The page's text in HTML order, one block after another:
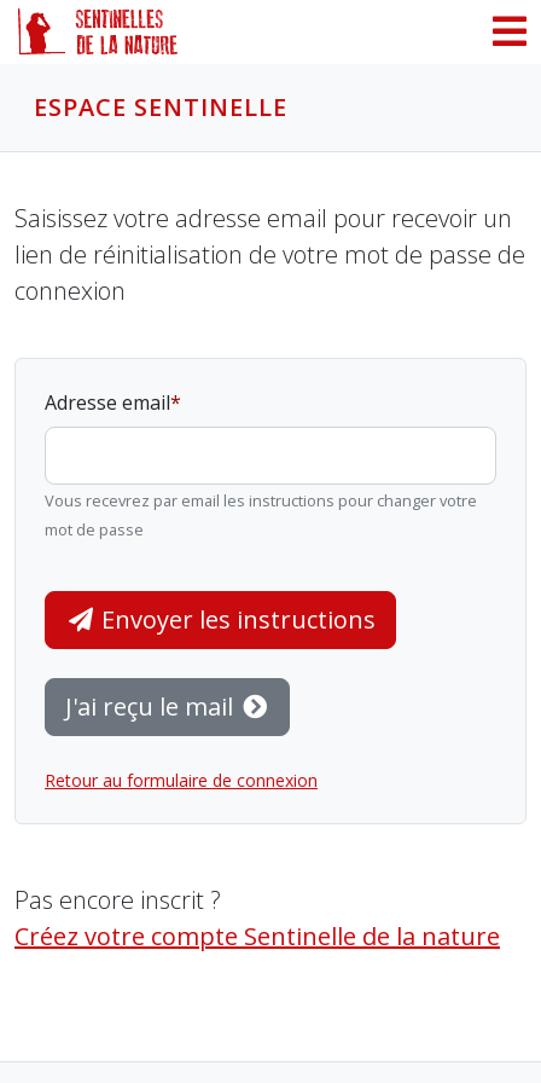
ESPACE SENTINELLE
Saisissez votre adresse email pour recevoir un
lien de réinitialisation de votre mot de passe de
connexion
Adresse email
Vous recevrez par email les instructions pour changer votre
mot de passe
Envoyer les instructions
J'ai reçu le mail
Retour au formulaire de connexion
Pas encore inscrit ?
Créez votre compte Sentinelle de la nature
Panneau de gestion des cookies